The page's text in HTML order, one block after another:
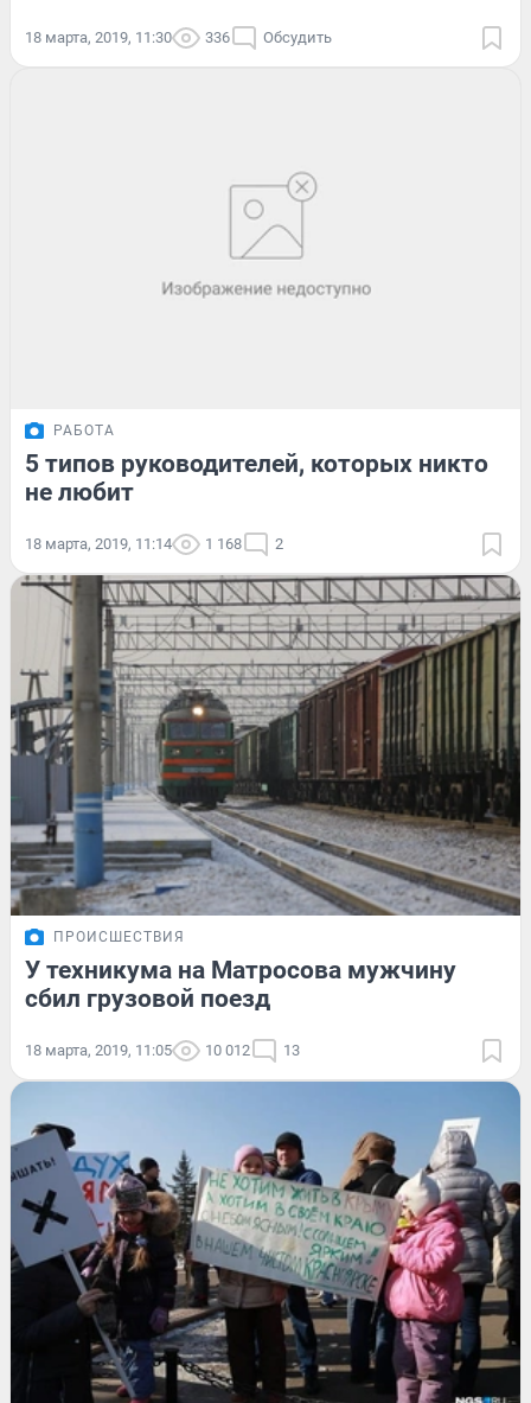
18 марта, 2019, 11:30 336 Обсудить
РАБОТА
5 типов руководителей, которых никто
не любит
18 марта, 2019, 11:14 1 168 2
ПРОИСШЕСТВИЯ
У техникума на Матросова мужчину
сбил грузовой поезд
18 марта, 2019, 11:05 10 012 13